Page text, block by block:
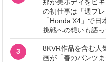
那が美ボディをビ
の初仕事は「週プ
「Honda X4」で
挑戦への想いも語
3
8KVR作品を含む人
画が「春のパンツ